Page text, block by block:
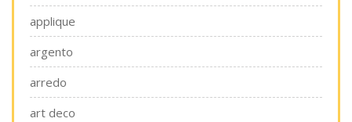
applique
argento
arredo
art deco